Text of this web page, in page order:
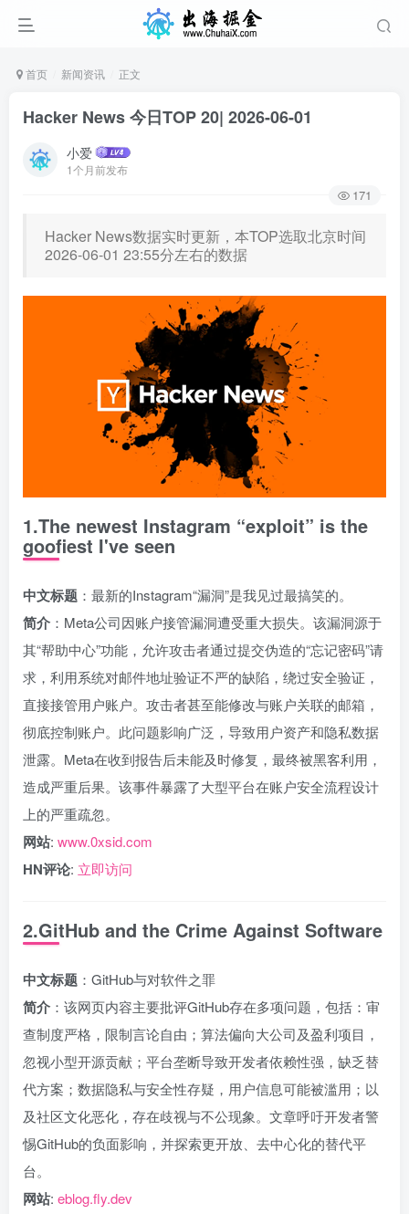
首页 新闻资讯 正文
Hacker News 今日TOP 20| 2026-06-01
小爱
1个月前发布
171
Hacker News数据实时更新，本TOP选取北京时间
2026-06-01 23:55分左右的数据
1.The newest Instagram “exploit” is the
goofiest I've seen
中文标题 ：最新的Instagram“漏洞”是我见过最搞笑的。
简介 ：Meta公司因账户接管漏洞遭受重大损失。该漏洞源于
其“帮助中心”功能，允许攻击者通过提交伪造的“忘记密码”请
求，利用系统对邮件地址验证不严的缺陷，绕过安全验证，
直接接管用户账户。攻击者甚至能修改与账户关联的邮箱，
彻底控制账户。此问题影响广泛，导致用户资产和隐私数据
泄露。Meta在收到报告后未能及时修复，最终被黑客利用，
造成严重后果。该事件暴露了大型平台在账户安全流程设计
上的严重疏忽。
网站: www.0xsid.com
HN评论: 立即访问
2.GitHub and the Crime Against Software
中文标题 ：GitHub与对软件之罪
简介 ：该网页内容主要批评GitHub存在多项问题，包括：审
查制度严格，限制言论自由；算法偏向大公司及盈利项目，
忽视小型开源贡献；平台垄断导致开发者依赖性强，缺乏替
代方案；数据隐私与安全性存疑，用户信息可能被滥用；以
及社区文化恶化，存在歧视与不公现象。文章呼吁开发者警
惕GitHub的负面影响，并探索更开放、去中心化的替代平
台。
网站: eblog.fly.dev